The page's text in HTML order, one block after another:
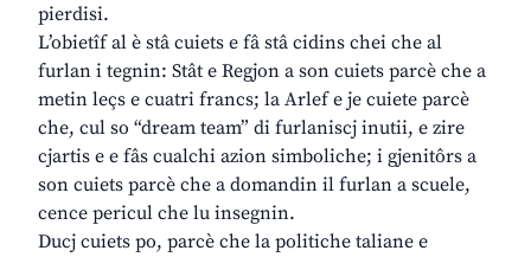
pierdisi.
L’obietîf al è stâ cuiets e fâ stâ cidins chei che al
furlan i tegnin: Stât e Regjon a son cuiets parcè che a
metin leçs e cuatri francs; la Arlef e je cuiete parcè
che, cul so “dream team” di furlaniscj inutii, e zire
cjartis e e fâs cualchi azion simboliche; i gjenitôrs a
son cuiets parcè che a domandin il furlan a scuele,
cence pericul che lu insegnin.
Ducj cuiets po, parcè che la politiche taliane e